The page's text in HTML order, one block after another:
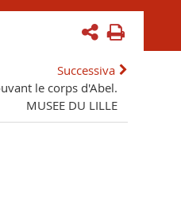
Successiva
le corps d'Abel.
MUSEE DU LILLE